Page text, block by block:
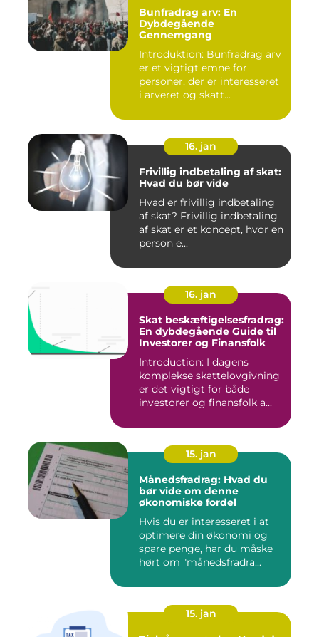
Bunfradrag arv: En
Dybdegående
Gennemgang
Introduktion: Bunfradrag arv
er et vigtigt emne for
personer, der er interesseret
i arveret og skatt...
16. jan
Frivillig indbetaling af skat:
Hvad du bør vide
Hvad er frivillig indbetaling
af skat? Frivillig indbetaling
af skat er et koncept, hvor en
person e...
16. jan
Skat beskæftigelsesfradrag:
En dybdegående Guide til
Investorer og Finansfolk
Introduction: I dagens
komplekse skattelovgivning
er det vigtigt for både
investorer og finansfolk a...
15. jan
Månedsfradrag: Hvad du
bør vide om denne
økonomiske fordel
Hvis du er interesseret i at
optimere din økonomi og
spare penge, har du måske
hørt om "månedsfradra...
15. jan